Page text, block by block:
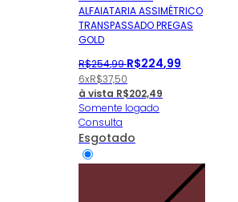
ALFAIATARIA ASSIMÉTRICO
TRANSPASSADO PREGAS
GOLD
R$254,99 R$224,99
6xR$37,50
à vista R$202,49
Somente logado
Consulta
Esgotado